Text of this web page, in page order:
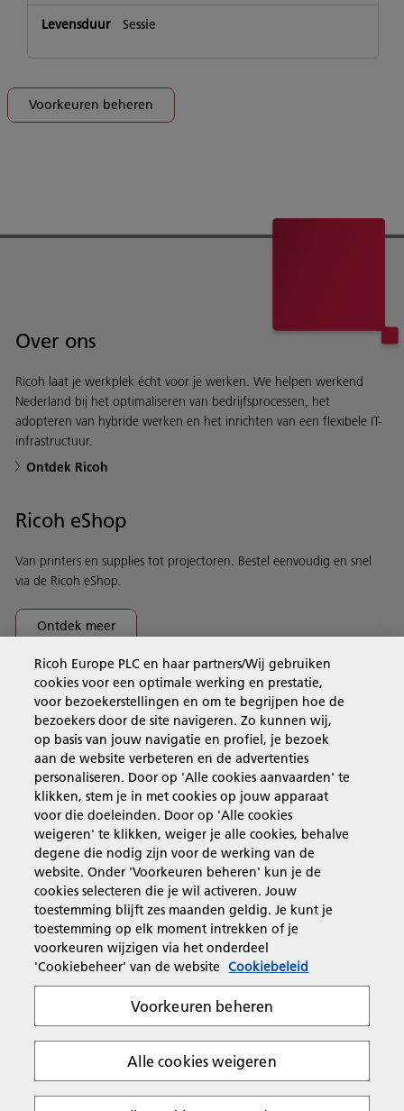
Sessie
Voorkeuren beheren
Over ons
Ricoh laat je werkplek écht voor je werken. We helpen werkend
Nederland bij het optimaliseren van bedrijfsprocessen, het
adopteren van hybride werken en het inrichten van een flexibele IT-
infrastructuur.
Ontdek Ricoh
Ricoh eShop
Van printers en supplies tot projectoren. Bestel eenvoudig en snel
via de Ricoh eShop.
Ontdek meer
Business Solutions
Producten en services
Support en contact
Inspiratie
Volg Ricoh
Algemene voorwaarden
Cookiebeleid
Algemene voorwaarden website
Ricoh Europe PLC en haar partners/Wij gebruiken
cookies voor een optimale werking en prestatie,
voor bezoekerstellingen en om te begrijpen hoe de
bezoekers door de site navigeren. Zo kunnen wij,
op basis van jouw navigatie en profiel, je bezoek
aan de website verbeteren en de advertenties
personaliseren. Door op 'Alle cookies aanvaarden' te
klikken, stem je in met cookies op jouw apparaat
voor die doeleinden. Door op 'Alle cookies
weigeren' te klikken, weiger je alle cookies, behalve
degene die nodig zijn voor de werking van de
website. Onder 'Voorkeuren beheren' kun je de
cookies selecteren die je wil activeren. Jouw
toestemming blijft zes maanden geldig. Je kunt je
toestemming op elk moment intrekken of je
voorkeuren wijzigen via het onderdeel
'Cookiebeheer' van de website Cookiebeleid
Voorkeuren beheren
Alle cookies weigeren